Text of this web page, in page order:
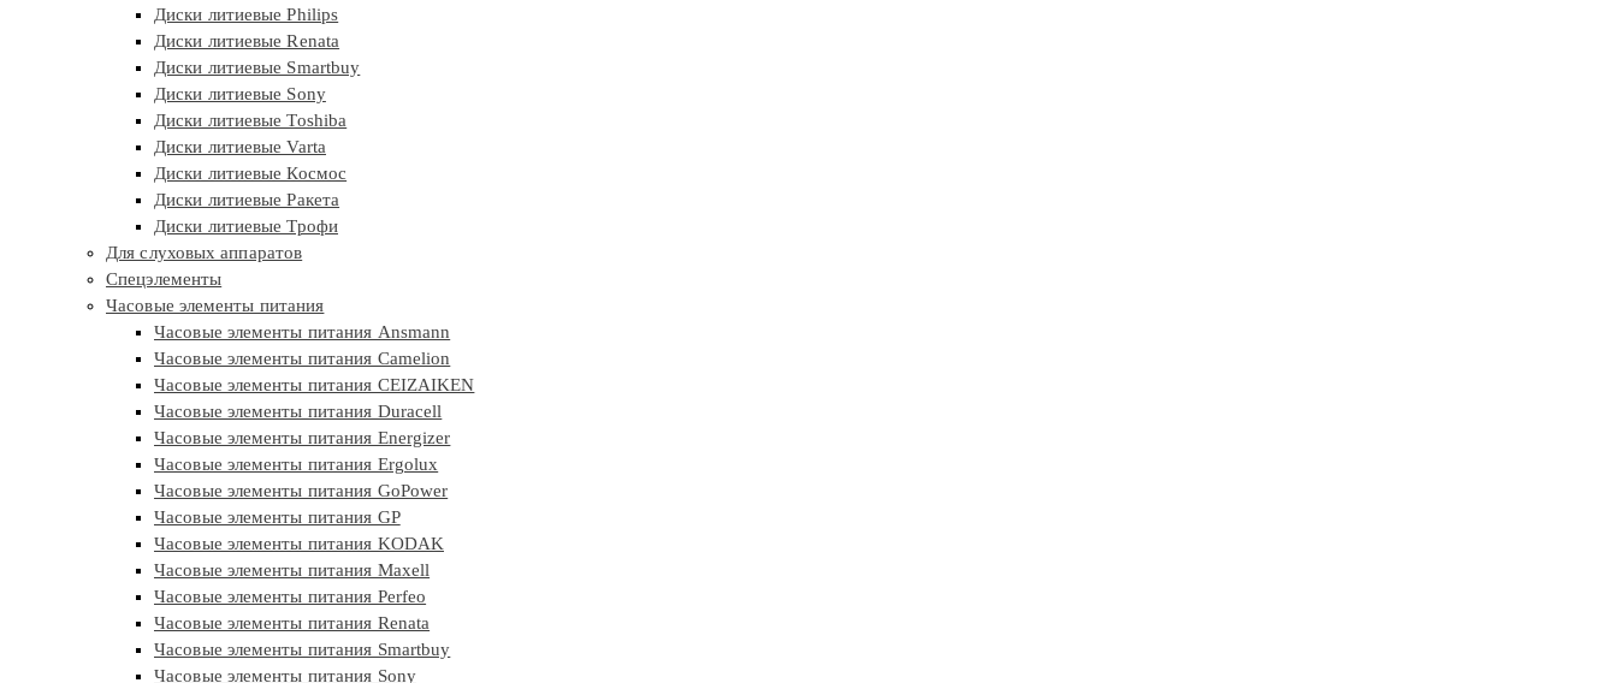
Диски литиевые Philips
Диски литиевые Renata
Диски литиевые Smartbuy
Диски литиевые Sony
Диски литиевые Toshiba
Диски литиевые Varta
Диски литиевые Космос
Диски литиевые Ракета
Диски литиевые Трофи
Для слуховых аппаратов
Спецэлементы
Часовые элементы питания
Часовые элементы питания Ansmann
Часовые элементы питания Camelion
Часовые элементы питания CEIZAIKEN
Часовые элементы питания Duracell
Часовые элементы питания Energizer
Часовые элементы питания Ergolux
Часовые элементы питания GoPower
Часовые элементы питания GP
Часовые элементы питания KODAK
Часовые элементы питания Maxell
Часовые элементы питания Perfeo
Часовые элементы питания Renata
Часовые элементы питания Smartbuy
Часовые элементы питания Sony